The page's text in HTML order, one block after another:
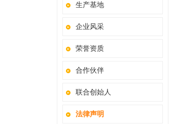
生产基地
企业风采
荣誉资质
合作伙伴
联合创始人
法律声明